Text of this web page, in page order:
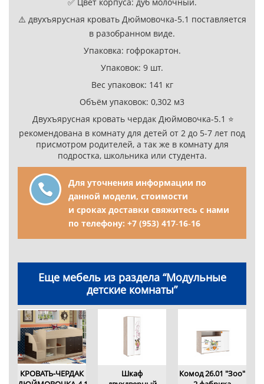
⚠️ двухъярусная кровать Дюймовочка-5.1 поставляется
в разобранном виде.
Упаковка: гофрокартон.
Упаковок: 9 шт.
Вес упаковок: 141 кг
Объём упаковок: 0,302 м3
Двухъярусная кровать чердак Дюймовочка-5.1 ⭐
рекомендована в комнату для детей от 2 до 5-7 лет под
присмотром родителей, а так же в комнату для
подростка, школьника или студента.
Для уточнения информации по
данной модели, стоимости
и сроках доставки свяжитесь с нами
по телефону: +7 (953) 417‑16‑16
Еще мебель из раздела “Модульные
детские комнаты”
КРОВАТЬ-ЧЕРДАК
Шкаф
Комод 26.01 "Зоо"